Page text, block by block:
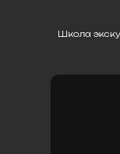
Школа